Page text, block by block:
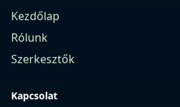
Kezdőlap
Rólunk
Szerkesztők
Kapcsolat